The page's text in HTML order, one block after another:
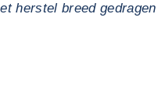
herstel breed